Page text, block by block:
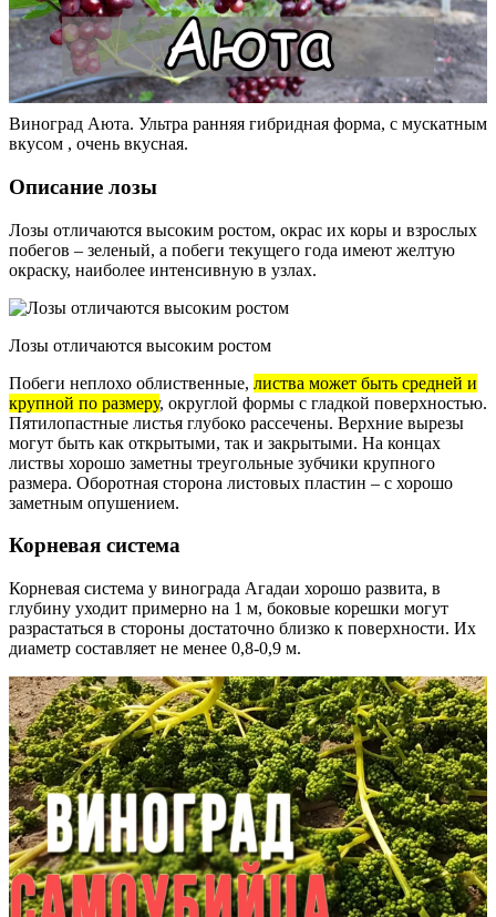
Виноград Аюта. Ультра ранняя гибридная форма, с мускатным
вкусом , очень вкусная.
Описание лозы
Лозы отличаются высоким ростом, окрас их коры и взрослых
побегов – зеленый, а побеги текущего года имеют желтую
окраску, наиболее интенсивную в узлах.
Лозы отличаются высоким ростом
Побеги неплохо облиственные, листва может быть средней и
крупной по размеру, округлой формы с гладкой поверхностью.
Пятилопастные листья глубоко рассечены. Верхние вырезы
могут быть как открытыми, так и закрытыми. На концах
листвы хорошо заметны треугольные зубчики крупного
размера. Оборотная сторона листовых пластин – с хорошо
заметным опушением.
Корневая система
Корневая система у винограда Агадаи хорошо развита, в
глубину уходит примерно на 1 м, боковые корешки могут
разрастаться в стороны достаточно близко к поверхности. Их
диаметр составляет не менее 0,8-0,9 м.